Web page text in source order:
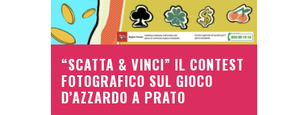
“SCATTA & VINCI” IL CONTEST
FOTOGRAFICO SUL GIOCO
D’AZZARDO A PRATO